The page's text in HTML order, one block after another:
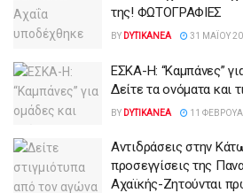
της! ΦΩΤΟΓΡΑΦΙΕΣ
BY DYTIKANEA 31 ΜΑΪ́ΟΥ
ΕΣΚΑ-Η: “Καμπάνες”
Δείτε τα ονόματα και
BY DYTIKANEA 11
Αντιδράσεις στην
προσεγγίσεις της
Αχαϊκής-Ζητούνται